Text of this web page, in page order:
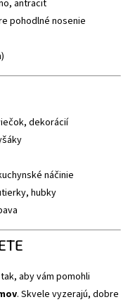
antracit
pohodlné nosenie
dekorácií
náčinie
hubky
aby vám pomohli
. Skvele vyzerajú, dobre